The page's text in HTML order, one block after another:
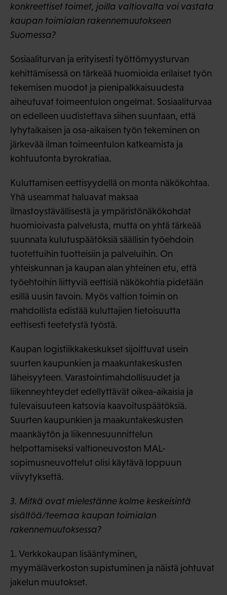
konkreettiset toimet, joilla valtiovalta voi vastata
kaupan toimialan rakennemuutokseen
Suomessa?
Sosiaaliturvan ja erityisesti työttömyysturvan
kehittämisessä on tärkeää huomioida erilaiset työn
tekemisen muodot ja pienipalkkaisuudesta
aiheutuvat toimeentulon ongelmat. Sosiaaliturvaa
on edelleen uudistettava siihen suuntaan, että
lyhytaikaisen ja osa-aikaisen työn tekeminen on
järkevää ilman toimeentulon katkeamista ja
kohtuutonta byrokratiaa.
Kuluttamisen eettisyydellä on monta näkökohtaa.
Yhä useammat haluavat maksaa
ilmastoystävällisestä ja ympäristönäkökohdat
huomioivasta palvelusta, mutta on yhtä tärkeää
suunnata kulutuspäätöksiä säällisin työehdoin
tuotettuihin tuotteisiin ja palveluihin. On
yhteiskunnan ja kaupan alan yhteinen etu, että
työehtoihin liittyviä eettisiä näkökohtia pidetään
esillä uusin tavoin. Myös valtion toimin on
mahdollista edistää kuluttajien tietoisuutta
eettisesti teetetystä työstä.
Kaupan logistiikkakeskukset sijoittuvat usein
suurten kaupunkien ja maakuntakeskusten
läheisyyteen. Varastointimahdollisuudet ja
liikenneyhteydet edellyttävät oikea-aikaisia ja
tulevaisuuteen katsovia kaavoituspäätöksiä.
Suurten kaupunkien ja maakuntakeskusten
maankäytön ja liikennesuunnittelun
helpottamiseksi valtioneuvoston MAL-
sopimusneuvottelut olisi käytävä loppuun
viivytyksettä.
3. Mitkä ovat mielestänne kolme keskeisintä
sisältöä/teemaa kaupan toimialan
rakennemuutoksessa?
1. Verkkokaupan lisääntyminen,
myymäläverkoston supistuminen ja näistä johtuvat
jakelun muutokset.